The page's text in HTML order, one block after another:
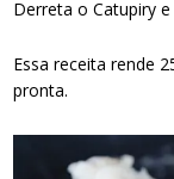
Derreta o Catupiry
Essa receita rende
pronta.